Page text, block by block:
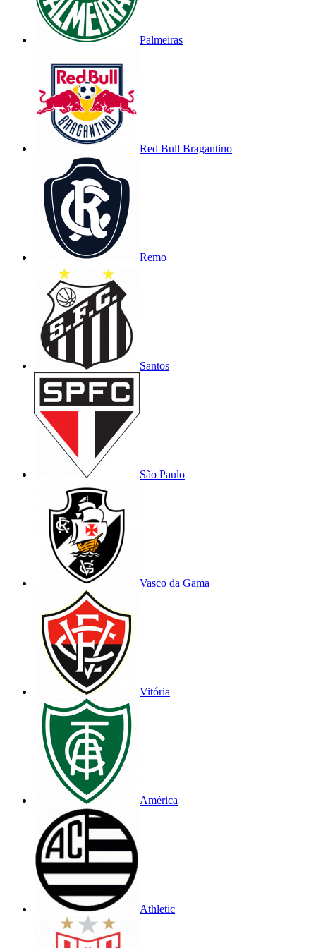
Palmeiras
Red Bull Bragantino
Remo
Santos
São Paulo
Vasco da Gama
Vitória
América
Athletic